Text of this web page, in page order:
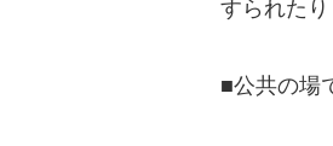
すられた
■公共の場